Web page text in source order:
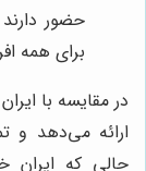
حضور
برای همه
در مقایسه با
ارائه می‌دهد و
حالی که ایران